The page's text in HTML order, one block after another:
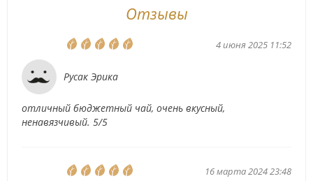
Отзывы
4 июня 2025 11:52
Русак Эрика
отличный бюджетный чай, очень вкусный,
ненавязчивый. 5/5
16 марта 2024 23:48